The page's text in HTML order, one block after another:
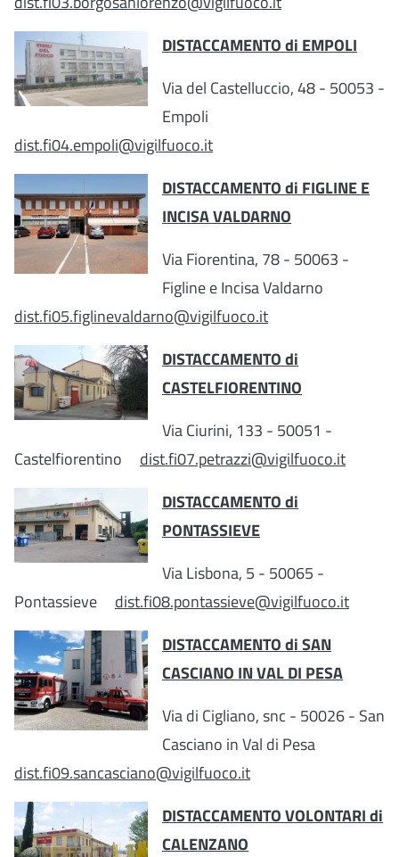
DISTACCAMENTO di EMPOLI
Via del Castelluccio, 48 - 50053 -
Empoli
dist.fi04.empoli@vigilfuoco.it
DISTACCAMENTO di FIGLINE E
INCISA VALDARNO
Via Fiorentina, 78 - 50063 -
Figline e Incisa Valdarno
dist.fi05.figlinevaldarno@vigilfuoco.it
DISTACCAMENTO di
CASTELFIORENTINO
Via Ciurini, 133 - 50051 -
Castelfiorentino dist.fi07.petrazzi@vigilfuoco.it
DISTACCAMENTO di
PONTASSIEVE
Via Lisbona, 5 - 50065 -
Pontassieve dist.fi08.pontassieve@vigilfuoco.it
DISTACCAMENTO di SAN
CASCIANO IN VAL DI PESA
Via di Cigliano, snc - 50026 - San
Casciano in Val di Pesa
dist.fi09.sancasciano@vigilfuoco.it
DISTACCAMENTO VOLONTARI di
CALENZANO